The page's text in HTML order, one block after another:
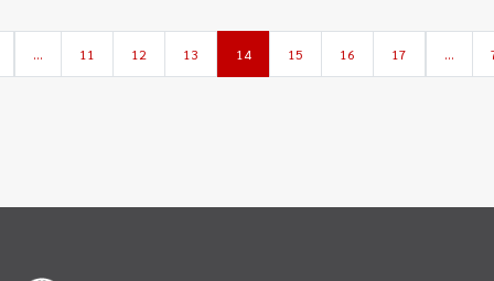
… 11 12 13 14 15 16 17 …